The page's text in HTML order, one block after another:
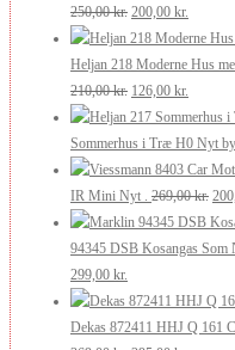
250,00kr. Den
oprindelige
pris
var:
250,00 kr..
200,00 kr.
aktuelle
pris
200,00
Heljan 218 Moderne Hus
210,00kr. Den
oprindelige
pris
var:
210,00 kr..
126,00 kr.
aktuelle
pris
er:
126,00
Sommerhus i Træ H0 Nyt
IR Mini Nyt .
269,00kr. Den
pris
94345 DSB Kosangas
Den
oprindelige
pris
299,00 kr.
aktuelle
pris
Dekas 872411 HHJ Q 161